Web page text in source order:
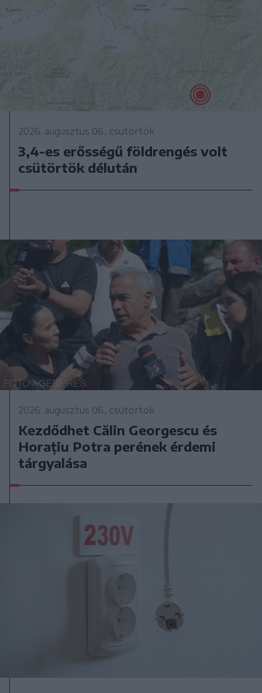
2026. augusztus 06., csütörtök
3,4-es erősségű földrengés volt
csütörtök délután
2026. augusztus 06., csütörtök
Kezdődhet Călin Georgescu és
Horațiu Potra perének érdemi
tárgyalása